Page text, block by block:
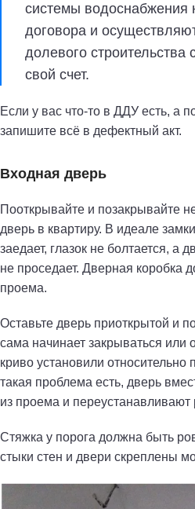
системы водоснабжения
договора и
долевого строительства
свой счет.
Если у вас что-то в ДДУ есть, а
запишите всё в дефектный акт.
Входная дверь
Пооткрывайте и позакрывайте
дверь в квартиру. В идеале
заедает, глазок не болтается, а
не проседает. Дверная коробка
проема.
Оставьте дверь приоткрытой и
сама начинает закрываться или
криво установили относительно
такая проблема есть, дверь
из проема и переустанавливают
Стяжка у порога должна быть
стыки стен и двери скреплены